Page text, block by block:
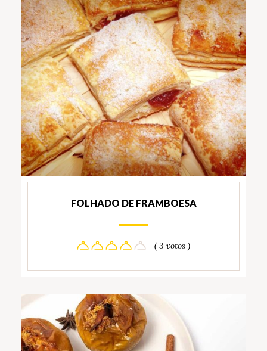
FOLHADO DE FRAMBOESA
( 3 votos )